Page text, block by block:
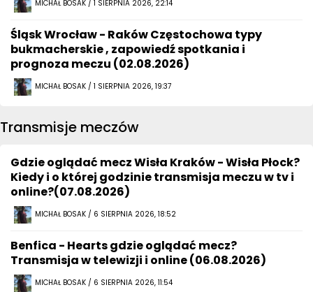
MICHAŁ BOSAK / 1 SIERPNIA 2026, 22:14
Śląsk Wrocław - Raków Częstochowa typy
bukmacherskie , zapowiedź spotkania i
prognoza meczu (02.08.2026)
MICHAŁ BOSAK / 1 SIERPNIA 2026, 19:37
Transmisje meczów
Gdzie oglądać mecz Wisła Kraków - Wisła Płock?
Kiedy i o której godzinie transmisja meczu w tv i
online?(07.08.2026)
MICHAŁ BOSAK / 6 SIERPNIA 2026, 18:52
Benfica - Hearts gdzie oglądać mecz?
Transmisja w telewizji i online (06.08.2026)
MICHAŁ BOSAK / 6 SIERPNIA 2026, 11:54